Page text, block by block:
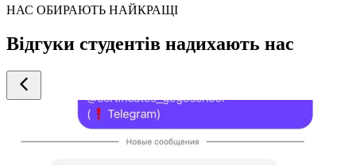
НАС ОБИРАЮТЬ НАЙКРАЩІ
Відгуки студентів надихають нас